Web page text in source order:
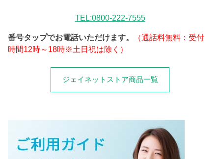
TEL:0800-222-7555
番号タップでお電話いただけます。
（通話料無料：受付
時間12時～18時※土日祝は除く）
ジェイネットストア商品一覧